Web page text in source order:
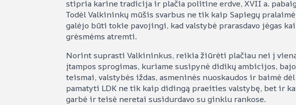
stipria karine tradicija ir plačia politine erdve, XVII a.
Todėl Valkininkų mūšis svarbus ne tik kaip Sapiegų
galėjo būti tokie pavojingi, kad valstybė prarasdavo jėgas
grėsmėms atremti.
Norint suprasti Valkininkus, reikia žiūrėti plačiau nei į
įtampos sprogimas, kuriame susipynė didikų ambicijos,
teismai, valstybės iždas, asmeninės nuoskaudos ir baimė
pamatyti LDK ne tik kaip didingą praeities valstybę, bet ir
garbė ir teisė neretai susidurdavo su ginklu rankose.